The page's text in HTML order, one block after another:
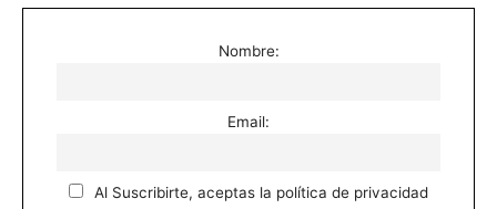
Nombre:
Email:
Al Suscribirte, aceptas la política de privacidad